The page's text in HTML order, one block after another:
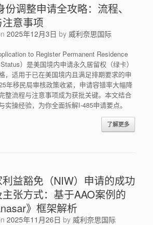
份调整申请全攻略：流程、
意事项
2025年12月3日 by 威利奈思国际
to Register Permanent Residence
）是美国境内申请永久居留权（绿卡）
，适用于已在美国境内且满足排期要求的申
年移民局审核政策收紧，申请容错率大幅降
整流程与注意事项成为获批关键。本文结合
实操经验，为你全面拆解I-485申请要点。
了解更多
益豁免（NIW）申请的成功
张方式：基于AAO案例的
》框架解析
2025年11月26日 by 威利奈思国际